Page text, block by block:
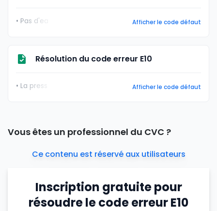
• Pas d'ea Afficher le code défaut
Résolution du code erreur E10
• La press Afficher le code défaut
Vous êtes un professionnel du CVC ?
Ce contenu est réservé aux utilisateurs
Inscription gratuite pour
résoudre le code erreur E10